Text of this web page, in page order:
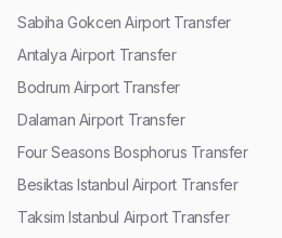
Sabiha Gokcen Airport Transfer
Antalya Airport Transfer
Bodrum Airport Transfer
Dalaman Airport Transfer
Four Seasons Bosphorus Transfer
Besiktas Istanbul Airport Transfer
Taksim Istanbul Airport Transfer